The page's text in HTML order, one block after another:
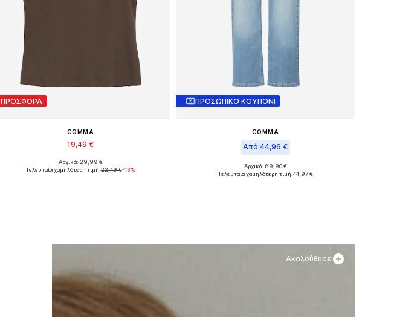
ΠΡΟΣΦΟΡΑ
COMMA
19,49 €
Διαθέσιμα μεγέθη: XXL, XXXL
Αρχικά: 29,99 €
Τελευταία χαμηλότερη τιμή:22,49 €-13%
ΠΡΟΣΩΠΙΚΟ ΚΟΥΠΟΝΙ
COMMA
Από 44,96 €
Διαθέσιμο σε πολλά μεγέθη
Αρχικά: 89,90 €
Τελευταία χαμηλότερη τιμή:44,97 €
Ακολούθησε